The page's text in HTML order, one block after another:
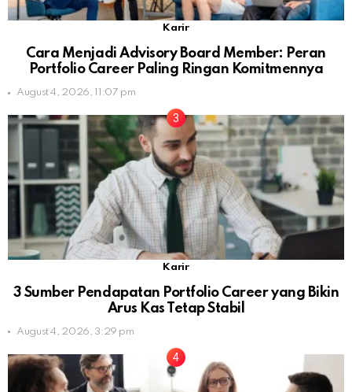
Karir
Cara Menjadi Advisory Board Member: Peran
Portfolio Career Paling Ringan Komitmennya
August 4, 2026, 11:07 pm
Karir
3 Sumber Pendapatan Portfolio Career yang Bikin
Arus Kas Tetap Stabil
August 4, 2026, 3:29 pm